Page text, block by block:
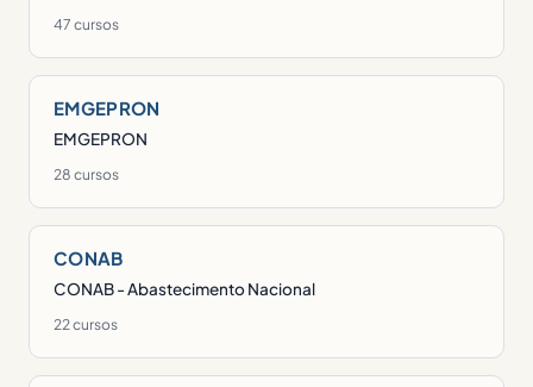
47 cursos
EMGEPRON
EMGEPRON
28 cursos
CONAB
CONAB - Abastecimento Nacional
22 cursos